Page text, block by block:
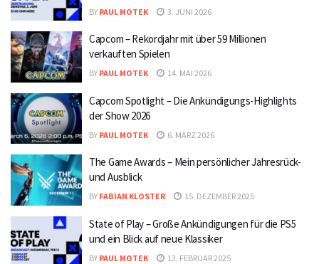
BY PAUL MOTEK 3. JUNI 2026
Capcom – Rekordjahr mit über 59 Millionen
verkauften Spielen
BY PAUL MOTEK 14. MAI 2026
Capcom Spotlight – Die Ankündigungs-Highlights
der Show 2026
BY PAUL MOTEK 6. MÄRZ 2026
The Game Awards – Mein persönlicher Jahresrück-
und Ausblick
BY FABIAN KLOSTER 15. DEZEMBER 2025
State of Play – Große Ankündigungen für die PS5
und ein Blick auf neue Klassiker
BY PAUL MOTEK 13. FEBRUAR 2025